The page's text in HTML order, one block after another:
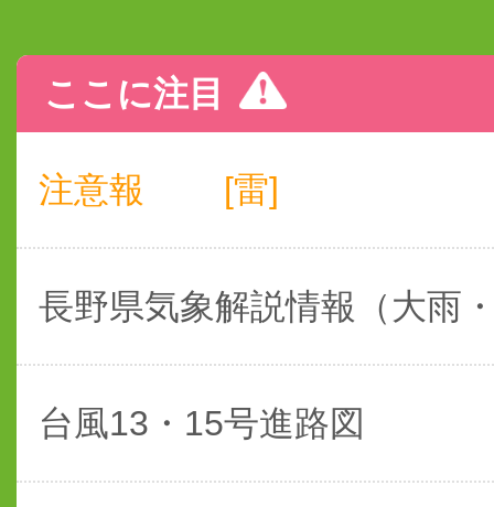
ここに注目
注意報 [雷]
長野県気象解説情報（大雨
台風13・15号進路図